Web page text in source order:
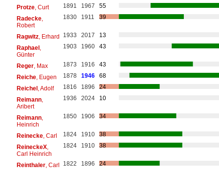
Protze, Curt 1891 1967
55
Radecke,
Robert
1830 1911 39
Ragwitz, Erhard 1933 2017
13
Raphael,
Günter
1903 1960 43
Reger, Max 1873 1916
43
Reiche, Eugen 1878 1946
68
Reichel, Adolf 1816 1896
24
Reimann,
Aribert
1936 2024 10
Reimann,
Heinrich
1850 1906 34
Reinecke, Carl 1824 1910
38
ReineckeX,
Carl Heinrich
1824 1910 38
Reinthaler, Carl 1822 1896
24